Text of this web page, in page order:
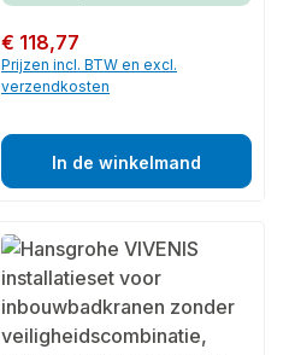
Normale prijs:
€ 118,77
Prijzen incl. BTW en excl.
verzendkosten
In de winkelmand